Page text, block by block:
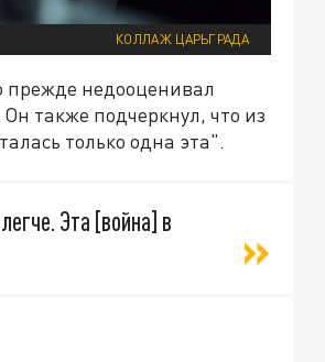
КОЛЛАЖ ЦАРЬГРАДА
прежде недооценивал
также подчеркнул, что из
только одна эта".
Эта [война] в